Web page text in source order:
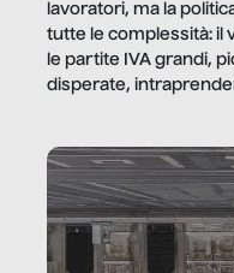
lavoratori, ma la
tutte le complessità: il
le partite IVA grandi,
disperate,